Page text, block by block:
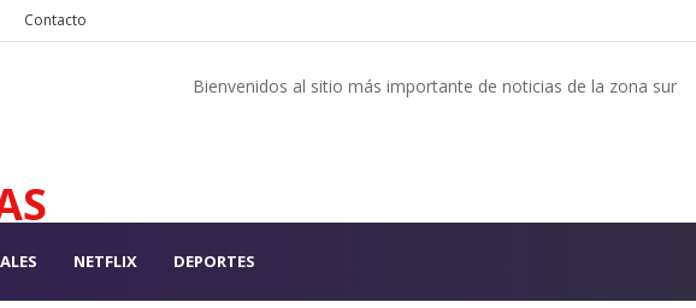
Contacto
Bienvenidos al sitio más importante de noticias de la zona sur
NETFLIX DEPORTES